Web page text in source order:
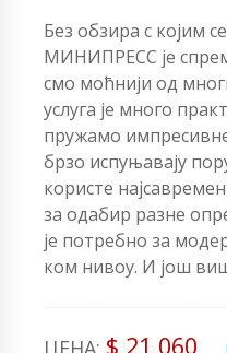
Без обзира с којим
МИНИПРЕСС је
смо моћнији од
услуга је много
пружамо
брзо испуњавају
користе
за одабир разне
је потребно за
ком нивоу. И још
ЦЕНА: $ 21,060